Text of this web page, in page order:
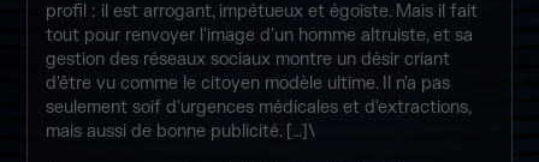
profil : il est arrogant, impétueux et égoïste. Mais il fait
tout pour renvoyer l'image d'un homme altruiste, et sa
gestion des réseaux sociaux montre un désir criant
d'être vu comme le citoyen modèle ultime. Il n'a pas
seulement soif d'urgences médicales et d'extractions,
mais aussi de bonne publicité. […]\